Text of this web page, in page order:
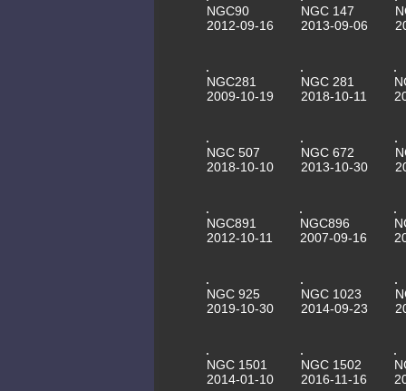
NGC90
2012-09-16
NGC 147
2013-09-06
NGC281
2009-10-19
NGC 281
2018-10-11
NGC 507
2018-10-10
NGC 672
2013-10-30
NGC891
2012-10-11
NGC896
2007-09-16
NGC 925
2019-10-30
NGC 1023
2014-09-23
NGC 1501
2014-01-10
NGC 1502
2016-11-16